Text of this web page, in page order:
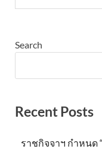
Search
Recent Posts
ราชกิจจาฯ กำหนด